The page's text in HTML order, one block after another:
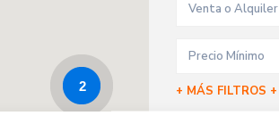
2
Venta o Alquiler
+ MÁS FILTROS +